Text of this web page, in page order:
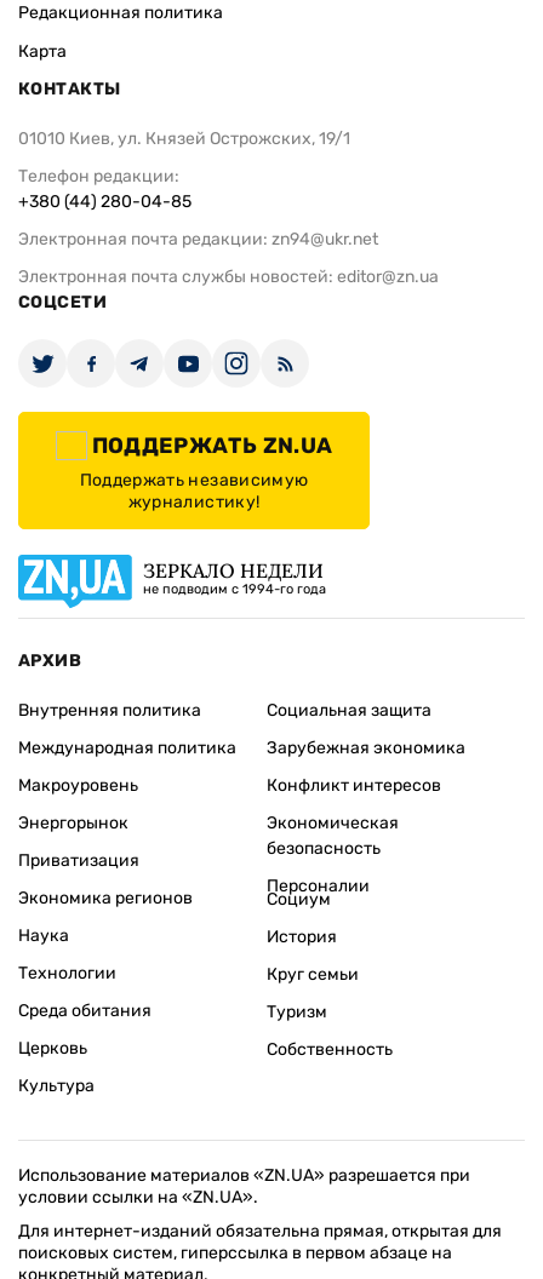
Редакционная политика
Карта
КОНТАКТЫ
01010 Киев, ул. Князей Острожских, 19/1
Телефон редакции:
+380 (44) 280-04-85
Электронная почта редакции: zn94@ukr.net
Электронная почта службы новостей: editor@zn.ua
СОЦСЕТИ
ПОДДЕРЖАТЬ ZN.UA
Поддержать независимую
журналистику!
ЗЕРКАЛО НЕДЕЛИ
не подводим с 1994-го года
АРХИВ
Внутренняя политика
Международная политика
Макроуровень
Энергорынок
Приватизация
Экономика регионов
Социальная защита
Зарубежная экономика
Конфликт интересов
Экономическая
безопасность
Персоналии
Наука
Технологии
Среда обитания
Церковь
Культура
Социум
История
Круг семьи
Туризм
Собственность
Использование материалов «ZN.UA» разрешается при
условии ссылки на «ZN.UA».
Для интернет-изданий обязательна прямая, открытая для
поисковых систем, гиперссылка в первом абзаце на